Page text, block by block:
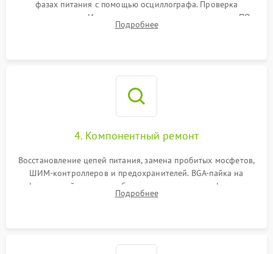
фазах питания с помощью осциллографа. Проверка
инициализации. Использование специализированного ПО
MATS
Подробнее
4. Компонентный ремонт
Восстановление цепей питания, замена пробитых мосфетов,
ШИМ-контроллеров и предохранителей. BGA-пайка на
инфракрасной станции реболлинг или замена графического
чипа и дефектной памяти GDDR. Прошивка BIOS
Подробнее